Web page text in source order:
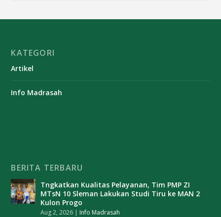
KATEGORI
Artikel
Info Madrasah
BERITA TERBARU
Tngkatkan Kualitas Pelayanan, Tim PMP ZI
MTsN 10 Sleman Lakukan Studi Tiru ke MAN 2
Kulon Progo
Aug 2, 2026 | Info Madrasah